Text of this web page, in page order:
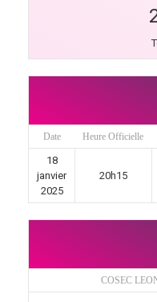
Date Heure Officielle
18
janvier
2025
20h15
COSEC